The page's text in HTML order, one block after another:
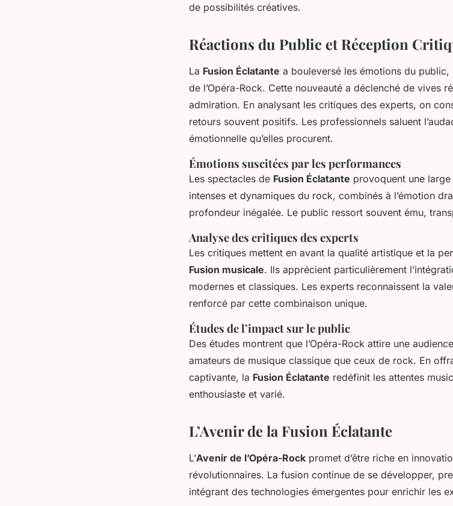
de possibilités créatives.
Réactions du Public et Réception
La Fusion Éclatante a bouleversé les émotions du
de l’Opéra-Rock. Cette nouveauté a déclenché de vives
admiration. En analysant les critiques des experts, on
retours souvent positifs. Les professionnels saluent
émotionnelle qu’elles procurent.
Émotions suscitées par les performances
Les spectacles de Fusion Éclatante provoquent une large
intenses et dynamiques du rock, combinés à l’émotion
profondeur inégalée. Le public ressort souvent ému,
Analyse des critiques des experts
Les critiques mettent en avant la qualité artistique et la
Fusion musicale. Ils apprécient particulièrement
modernes et classiques. Les experts reconnaissent la
renforcé par cette combinaison unique.
Études de l’impact sur le public
Des études montrent que l’Opéra-Rock attire une
amateurs de musique classique que ceux de rock. En
captivante, la Fusion Éclatante redéfinit les attentes
enthousiaste et varié.
L’Avenir de la Fusion Éclatante
L’Avenir de l’Opéra-Rock promet d’être riche en
révolutionnaires. La fusion continue de se développer,
intégrant des technologies émergentes pour enrichir les